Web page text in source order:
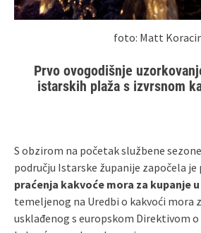
foto: Matt
Prvo ovogodišnje
istarskih plaža s izvrsnom
S obzirom na početak službene
području Istarske županije započela je
praćenja kakvoće mora za kupanje
temeljenog na Uredbi o kakvoći mora
usklađenog s europskom Direktivom